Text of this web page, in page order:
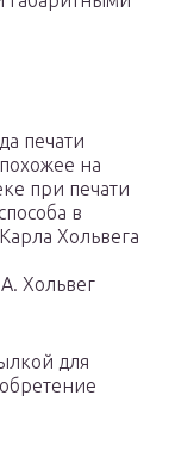
печати
на
при печати
в
Хольвега
Хольвег
для